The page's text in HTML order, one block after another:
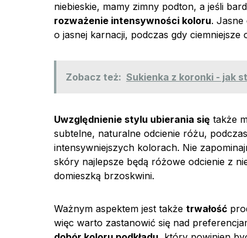
niebieskie, mamy zimny podton, a jeśli
rozważenie intensywności koloru. Jasne
o jasnej karnacji, podczas gdy
Zobacz też: Sukienka z koronki - jak
Uwzględnienie stylu ubierania się także
subtelne, naturalne odcienie różu,
intensywniejszych kolorach. Nie
skóry najlepsze będą różowe odcienie z
domieszką brzoskwini.
Ważnym aspektem jest także trwałość
więc warto zastanowić się nad